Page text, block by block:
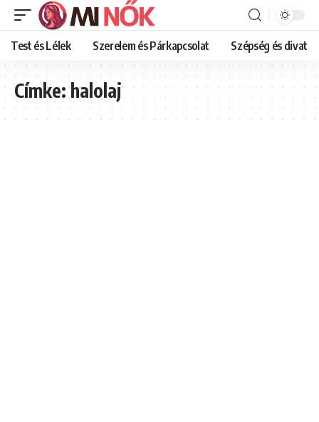
Test és Lélek Szerelem és Párkapcsolat Szépség és divat
Címke:halolaj